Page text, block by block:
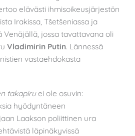
elävästi ihmisoikeusjärjestön
Irakissa, Tšetšeniassa ja
Venäjällä, jossa tavattavana oli
Vladimirin Putin. Lännessä
vastaehdokasta
takapiruei ole osuvin:
hyödyntäneen
Laakson poliittinen ura
läpinäkyvissä